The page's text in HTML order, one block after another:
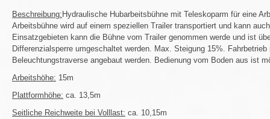
Beschreibung: Hydraulische Hubarbeitsbühne mit Teleskoparm für eine
Arbeitsbühne wird auf einem speziellen Trailer transportiert und kann
Einsatzgebieten kann die Bühne vom Trailer genommen werde und ist
Differenzialsperre umgeschaltet werden. Max. Steigung 15%.
Beleuchtungstraverse angebaut werden. Bedienung vom Boden aus ist
Arbeitshöhe: 15m
Plattformhöhe: ca. 13,5m
Seitliche Reichweite bei Volllast: ca. 10,15m